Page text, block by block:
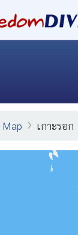
Map เกาะรอก